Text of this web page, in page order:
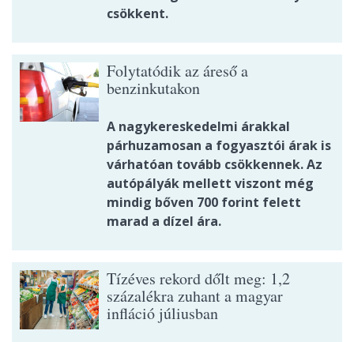
csökkent.
Folytatódik az áreső a
benzinkutakon
A nagykereskedelmi árakkal
párhuzamosan a fogyasztói árak is
várhatóan tovább csökkennek. Az
autópályák mellett viszont még
mindig bőven 700 forint felett
marad a dízel ára.
Tízéves rekord dőlt meg: 1,2
százalékra zuhant a magyar
infláció júliusban